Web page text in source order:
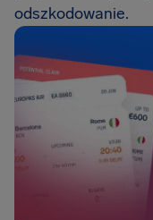
odszkodowanie.